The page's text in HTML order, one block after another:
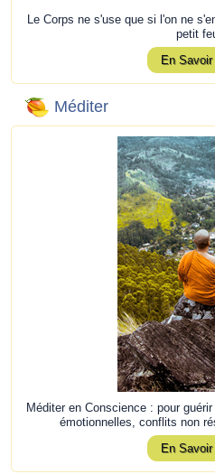
Le Corps ne s'use que si l'on ne
petit
En
Méditer
Méditer en Conscience : pour
émotionnelles, conflits non
En